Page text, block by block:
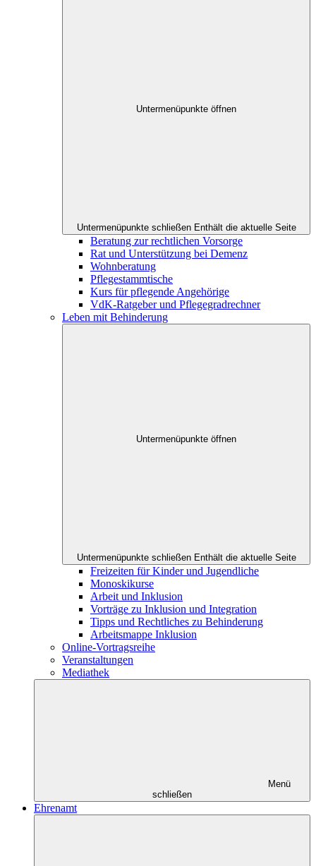
Untermenüpunkte öffnen
Untermenüpunkte schließen Enthält die aktuelle Seite
Beratung zur rechtlichen Vorsorge
Rat und Unterstützung bei Demenz
Wohnberatung
Pflegestammtische
Kurs für pflegende Angehörige
VdK-Ratgeber und Pflegegradrechner
Leben mit Behinderung
Untermenüpunkte öffnen
Untermenüpunkte schließen Enthält die aktuelle Seite
Freizeiten für Kinder und Jugendliche
Monoskikurse
Arbeit und Inklusion
Vorträge zu Inklusion und Integration
Tipps und Rechtliches zu Behinderung
Arbeitsmappe Inklusion
Online-Vortragsreihe
Veranstaltungen
Mediathek
Menü
schließen
Ehrenamt